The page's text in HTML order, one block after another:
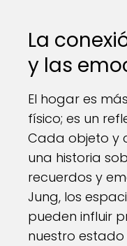
La
y las
El hogar es
físico; es un
Cada objeto y
una historia
recuerdos y
Jung, los
pueden influir
nuestro estado